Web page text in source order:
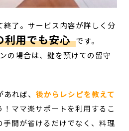
終了。サービス内容が詳しく分
利用でも安心 です。
の場合は、鍵を預けての留守
あれば、後からレシピを教えて
！ママ楽サポートを利用するこ
手間が省けるだけでなく、料理